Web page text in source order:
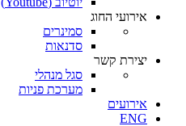
אירועי החוג
סמינרים
סדנאות
יצירת קשר
סגל מנהלי
מערכת פניות
אירועים
ENG